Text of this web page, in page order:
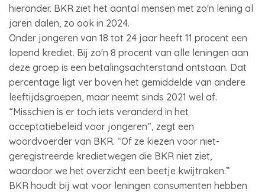
hieronder. BKR ziet het aantal mensen met zo'n lening al
jaren dalen, zo ook in 2024.
Onder jongeren van 18 tot 24 jaar heeft 11 procent een
lopend krediet. Bij zo'n 8 procent van alle leningen aan
deze groep is een betalingsachterstand ontstaan. Dat
percentage ligt ver boven het gemiddelde van andere
leeftijdsgroepen, maar neemt sinds 2021 wel af.
“Misschien is er toch iets veranderd in het
acceptatiebeleid voor jongeren”, zegt een
woordvoerder van BKR. “Of ze kiezen voor niet-
geregistreerde kredietwegen die BKR niet ziet,
waardoor we het overzicht een beetje kwijtraken.”
BKR houdt bij wat voor leningen consumenten hebben